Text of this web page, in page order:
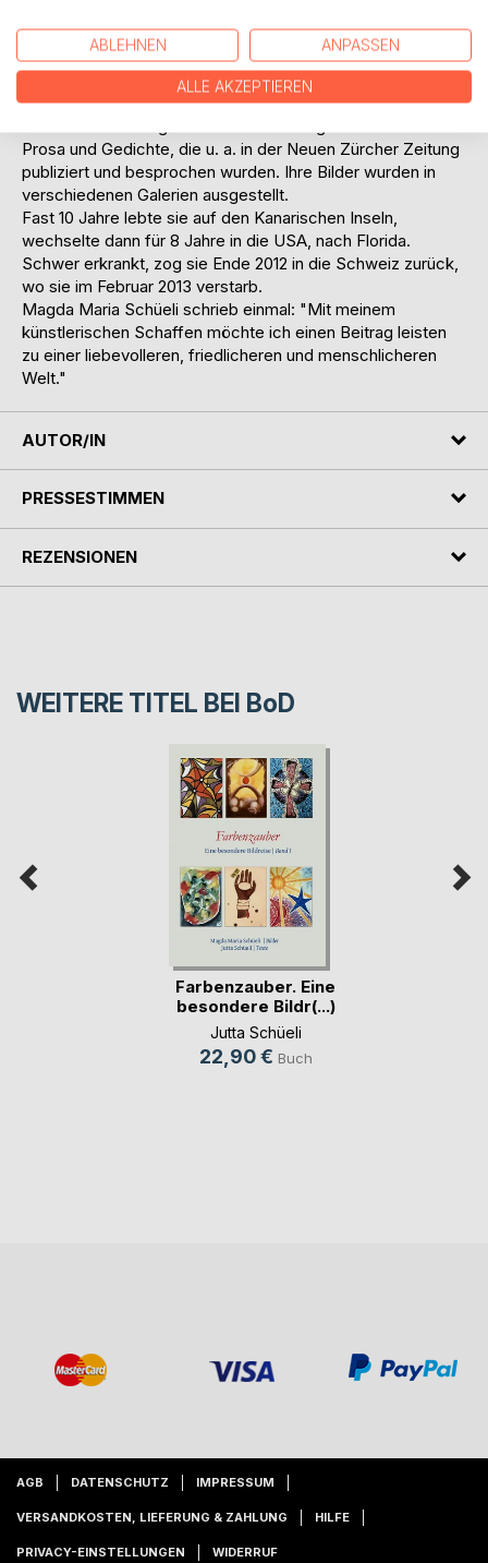
an der Memorial Highschool in Madison, Wisconsin, und
schloss ihren USA-Aufenthalt mit dem Highschool-Diplom
Nach der Matura studierte sie von 1976 - 1982 an der
Prosa und Gedichte, die u. a. in der Neuen Zürcher Zeitung
publiziert und besprochen wurden. Ihre Bilder wurden in
verschiedenen Galerien ausgestellt.
Fast 10 Jahre lebte sie auf den Kanarischen Inseln,
wechselte dann für 8 Jahre in die USA, nach Florida.
Schwer erkrankt, zog sie Ende 2012 in die Schweiz zurück,
wo sie im Februar 2013 verstarb.
Magda Maria Schüeli schrieb einmal: "Mit meinem
künstlerischen Schaffen möchte ich einen Beitrag leisten
zu einer liebevolleren, friedlicheren und menschlicheren
Welt."
AUTOR/IN
PRESSESTIMMEN
REZENSIONEN
WEITERE TITEL BEI BoD
Farbenzauber. Eine
besondere Bildr(...)
Jutta Schüeli
22,90 € Buch
AGB DATENSCHUTZ IMPRESSUM
VERSANDKOSTEN, LIEFERUNG & ZAHLUNG HILFE
PRIVACY-EINSTELLUNGEN WIDERRUF
ABLEHNEN ANPASSEN
ALLE AKZEPTIEREN